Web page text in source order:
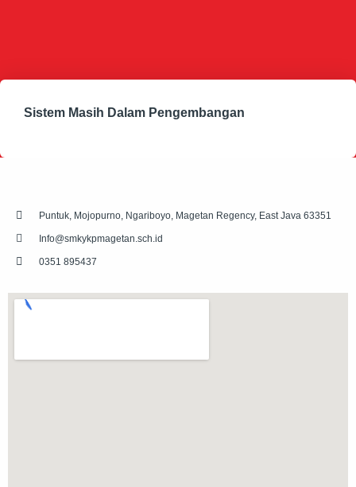
Sistem Masih Dalam Pengembangan
Puntuk, Mojopurno, Ngariboyo, Magetan Regency, East Java 63351
Info@smkykpmagetan.sch.id
0351 895437